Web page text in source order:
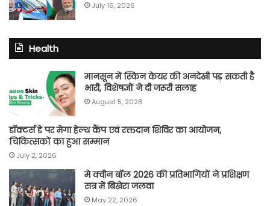
July 16, 2026
Health
मानसून में स्किन केयर की अनदेखी पड़ सकती है
भारी, विशेषज्ञों ने दी जरूरी सलाह
August 5, 2026
डॉक्टर्स डे पर मेगा हेल्थ कैंप एवं रक्तदान शिविर का आयोजन,
चिकित्सकों का हुआ सम्मान
July 2, 2026
मे क्वीन बॉल 2026 की प्रतिभागियों ने प्रशिक्षण
सत्र में बिखेरा जलवा
May 22, 2026